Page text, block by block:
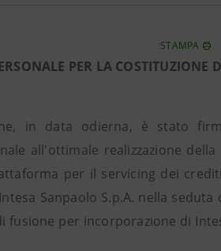
STAMPA
PER LA COSTITUZIONE
in data odierna, è stato
all'ottimale realizzazione
per il servicing dei
Sanpaolo S.p.A. nella seduta
fusione per incorporazione di